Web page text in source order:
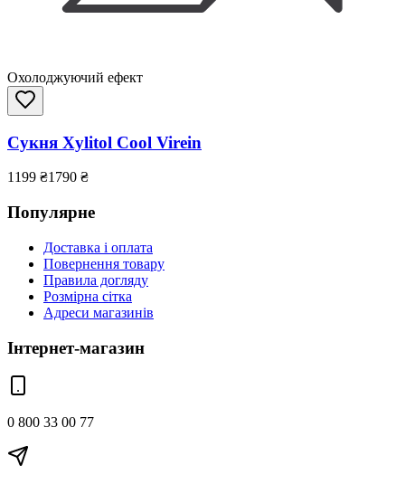
Охолоджуючий ефект
Сукня Xylitol Cool Virein
1199 ₴1790 ₴
Популярне
Доставка і оплата
Повернення товару
Правила догляду
Розмірна сітка
Адреси магазинів
Інтернет-магазин
0 800 33 00 77